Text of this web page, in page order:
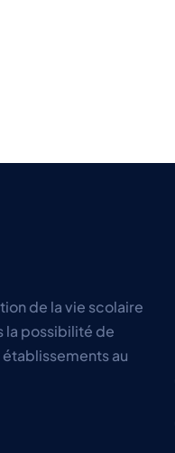
de la vie scolaire
la possibilité de
au